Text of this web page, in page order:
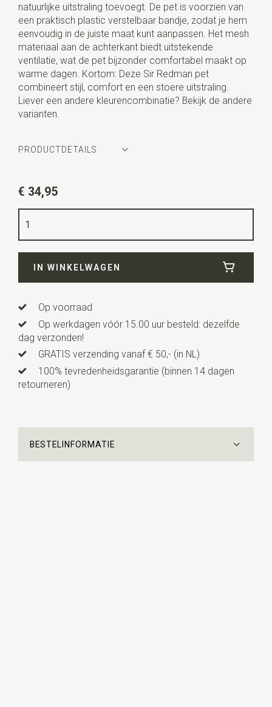
natuurlijke uitstraling toevoegt. De pet is voorzien van
een praktisch plastic verstelbaar bandje, zodat je hem
eenvoudig in de juiste maat kunt aanpassen. Het mesh
materiaal aan de achterkant biedt uitstekende
ventilatie, wat de pet bijzonder comfortabel maakt op
warme dagen. Kortom: Deze Sir Redman pet
combineert stijl, comfort en een stoere uitstraling.
Liever een andere kleurencombinatie? Bekijk de andere
varianten.
PRODUCTDETAILS
bordeauxrood / bruin
Kwaliteit
€ 34,95
IN WINKELWAGEN
Op voorraad
Op werkdagen vóór 15.00 uur besteld: dezelfde
dag verzonden!
GRATIS verzending vanaf € 50,- (in NL)
100% tevredenheidsgarantie (binnen 14 dagen
retourneren)
BESTELINFORMATIE